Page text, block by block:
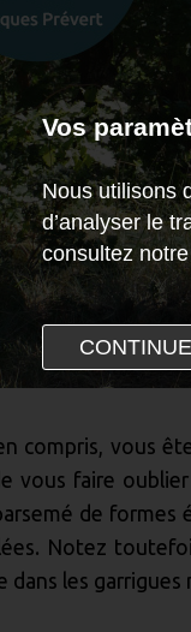
Vos
Nous utilisons
d’analyser le
consultez
compris, vous
vous faire
de formes
Notez
dans les garrigues